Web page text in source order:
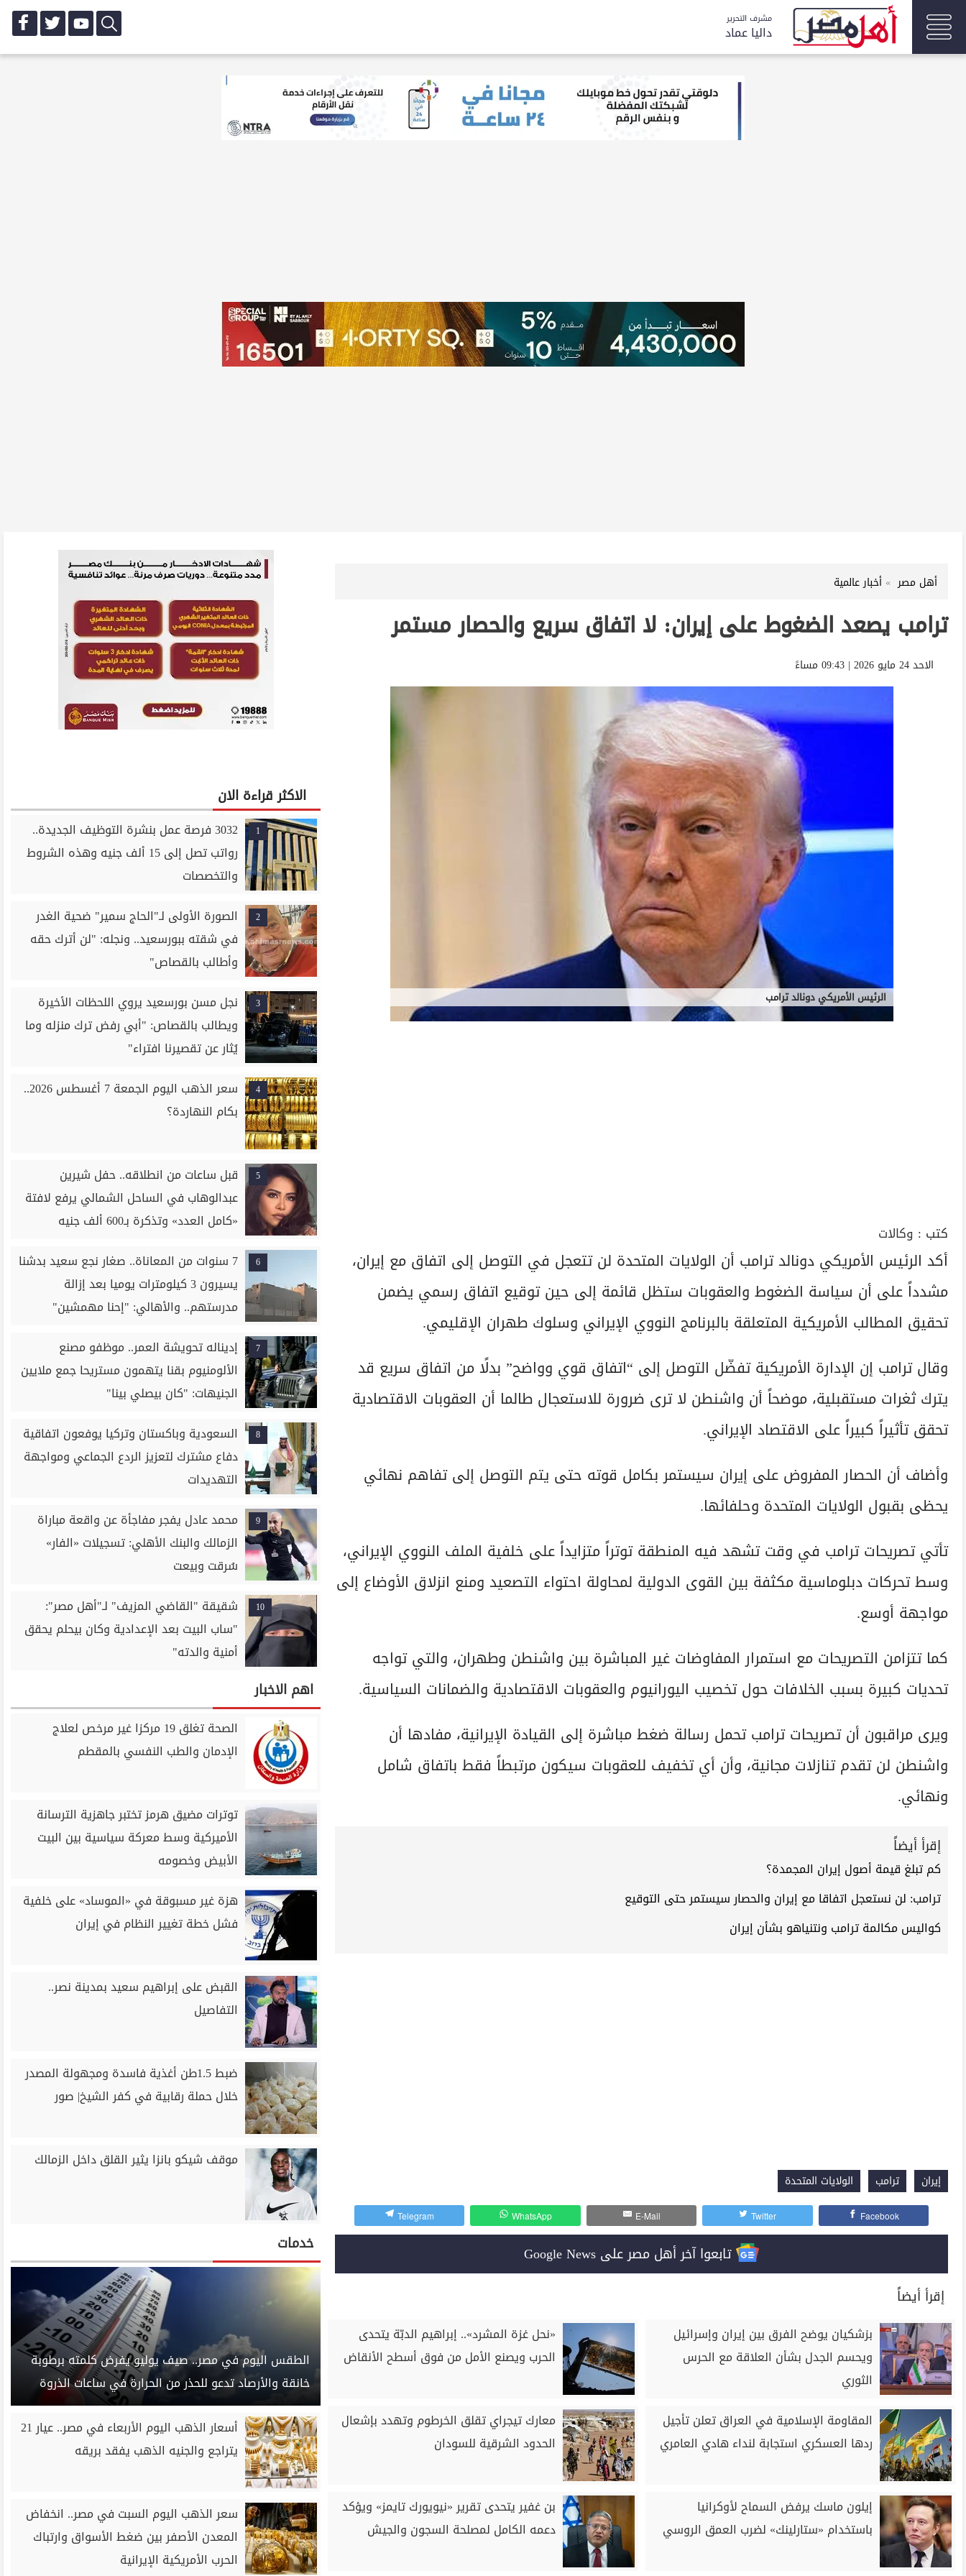
مشرف التحرير
داليا عماد
أهل مصر أخبار عالمية
ترامب يصعد الضغوط على إيران: لا اتفاق سريع والحصار مستمر
الاحد 24 مايو 2026 | 09:43 مساءً
الرئيس الأمريكي دونالد ترامب
كتب : وكالات
أكد الرئيس الأمريكي دونالد ترامب أن الولايات المتحدة لن تتعجل في التوصل إلى اتفاق مع إيران،
مشدداً على أن سياسة الضغوط والعقوبات ستظل قائمة إلى حين توقيع اتفاق رسمي يضمن
تحقيق المطالب الأمريكية المتعلقة بالبرنامج النووي الإيراني وسلوك طهران الإقليمي.
وقال ترامب إن الإدارة الأمريكية تفضّل التوصل إلى “اتفاق قوي وواضح” بدلًا من اتفاق سريع قد
يترك ثغرات مستقبلية، موضحاً أن واشنطن لا ترى ضرورة للاستعجال طالما أن العقوبات الاقتصادية
تحقق تأثيراً كبيراً على الاقتصاد الإيراني.
وأضاف أن الحصار المفروض على إيران سيستمر بكامل قوته حتى يتم التوصل إلى تفاهم نهائي
يحظى بقبول الولايات المتحدة وحلفائها.
تأتي تصريحات ترامب في وقت تشهد فيه المنطقة توتراً متزايداً على خلفية الملف النووي الإيراني،
وسط تحركات دبلوماسية مكثفة بين القوى الدولية لمحاولة احتواء التصعيد ومنع انزلاق الأوضاع إلى
مواجهة أوسع.
كما تتزامن التصريحات مع استمرار المفاوضات غير المباشرة بين واشنطن وطهران، والتي تواجه
تحديات كبيرة بسبب الخلافات حول تخصيب اليورانيوم والعقوبات الاقتصادية والضمانات السياسية.
ويرى مراقبون أن تصريحات ترامب تحمل رسالة ضغط مباشرة إلى القيادة الإيرانية، مفادها أن
واشنطن لن تقدم تنازلات مجانية، وأن أي تخفيف للعقوبات سيكون مرتبطاً فقط باتفاق شامل
ونهائي.
إقرأ أيضاً
كم تبلغ قيمة أصول إيران المجمدة؟
ترامب: لن نستعجل اتفاقا مع إيران والحصار سيستمر حتى التوقيع
كواليس مكالمة ترامب ونتنياهو بشأن إيران
إيران ترامب الولايات المتحدة
Facebook
Twitter
E-Mail
WhatsApp
Telegram
تابعوا آخر أهل مصر على Google News
إقرأ أيضاً
بزشكيان يوضح الفرق بين إيران وإسرائيل
ويحسم الجدل بشأن العلاقة مع الحرس
الثوري
«نحل غزة المشرد».. إبراهيم الدبّة يتحدى
الحرب ويصنع الأمل من فوق أسطح الأنقاض
المقاومة الإسلامية في العراق تعلن تأجيل
ردها العسكري استجابة لنداء هادي العامري
معارك تيجراي تقلق الخرطوم وتهدد بإشعال
الحدود الشرقية للسودان
إيلون ماسك يرفض السماح لأوكرانيا
باستخدام «ستارلينك» لضرب العمق الروسي
بن غفير يتحدى تقرير «نيويورك تايمز» ويؤكد
دعمه الكامل لمصلحة السجون والجيش
الاكثر قراءة الان
1
3032 فرصة عمل بنشرة التوظيف الجديدة..
رواتب تصل إلى 15 ألف جنيه وهذه الشروط
والتخصصات
2
الصورة الأولى لـ"الحاج سمير" ضحية الغدر
في شقته ببورسعيد.. ونجله: "لن أترك حقه
وأطالب بالقصاص"
3
نجل مسن بورسعيد يروي اللحظات الأخيرة
ويطالب بالقصاص: "أبي رفض ترك منزله وما
يُثار عن تقصيرنا افتراء"
4
سعر الذهب اليوم الجمعة 7 أغسطس 2026..
بكام النهاردة؟
5
قبل ساعات من انطلاقه.. حفل شيرين
عبدالوهاب في الساحل الشمالي يرفع لافتة
«كامل العدد» وتذكرة بـ600 ألف جنيه
6
7 سنوات من المعاناة.. صغار نجع سعيد بدشنا
يسيرون 3 كيلومترات يوميا بعد إزالة
مدرستهم.. والأهالي: "إحنا مهمشين"
7
إديناله تحويشة العمر.. موظفو مصنع
الألومنيوم بقنا يتهمون مستريحا جمع ملايين
الجنيهات: "كان بيصلي بينا"
8
السعودية وباكستان وتركيا يوفعون اتفاقية
دفاع مشترك لتعزيز الردع الجماعي ومواجهة
التهديدات
9
محمد عادل يفجر مفاجأة عن واقعة مباراة
الزمالك والبنك الأهلي: تسجيلات «الفار»
سُرقت وبيعت
10
شقيقة "القاضي المزيف" لـ"أهل مصر":
"ساب البيت بعد الإعدادية وكان بيحلم يحقق
أمنية والدته"
اهم الاخبار
الصحة تغلق 19 مركزا غير مرخص لعلاج
الإدمان والطب النفسي بالمقطم
توترات مضيق هرمز تختبر جاهزية الترسانة
الأميركية وسط معركة سياسية بين البيت
الأبيض وخصومه
هزة غير مسبوقة في «الموساد» على خلفية
فشل خطة تغيير النظام في إيران
القبض على إبراهيم سعيد بمدينة نصر..
التفاصيل
ضبط 1.5طن أغذية فاسدة ومجهولة المصدر
خلال حملة رقابية في كفر الشيخ| صور
موقف شيكو بانزا يثير القلق داخل الزمالك
خدمات
الطقس اليوم في مصر.. صيف يوليو يفرض كلمته برطوبة
خانقة والأرصاد تدعو للحذر من الحرارة في ساعات الذروة
أسعار الذهب اليوم الأربعاء في مصر.. عيار 21
يتراجع والجنيه الذهب يفقد بريقه
سعر الذهب اليوم السبت في مصر.. انخفاض
المعدن الأصفر بين ضغط الأسواق وارتباك
الحرب الأمريكية الإيرانية